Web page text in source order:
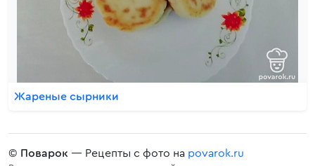
Жареные сырники
© Поварок — Рецепты с фото на povarok.ru